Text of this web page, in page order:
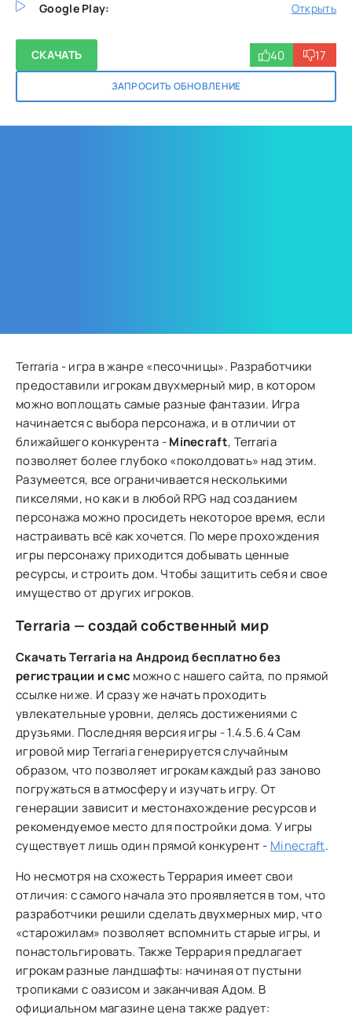
Google Play:
Открыть
СКАЧАТЬ
ЗАПРОСИТЬ ОБНОВЛЕНИЕ
40 17
Terraria - игра в жанре «песочницы». Разработчики
предоставили игрокам двухмерный мир, в котором
можно воплощать самые разные фантазии. Игра
начинается с выбора персонажа, и в отличии от
ближайшего конкурента -Minecraft, Terraria
позволяет более глубоко «поколдовать» над этим.
Разумеется, все ограничивается несколькими
пикселями, но как и в любой RPG над созданием
персонажа можно просидеть некоторое время, если
настраивать всё как хочется. По мере прохождения
игры персонажу приходится добывать ценные
ресурсы, и строить дом. Чтобы защитить себя и свое
имущество от других игроков.
Terraria — создай собственный мир
Скачать Terraria на Андроид бесплатно без
регистрации и смс можно с нашего сайта, по прямой
ссылке ниже. И сразу же начать проходить
увлекательные уровни, делясь достижениями с
друзьями. Последняя версия игры - 1.4.5.6.4 Сам
игровой мир Terraria генерируется случайным
образом, что позволяет игрокам каждый раз заново
погружаться в атмосферу и изучать игру. От
генерации зависит и местонахождение ресурсов и
рекомендуемое место для постройки дома. У игры
существует лишь один прямой конкурент - Minecraft.
Но несмотря на схожесть Террария имеет свои
отличия: с самого начала это проявляется в том, что
разработчики решили сделать двухмерных мир, что
«старожилам» позволяет вспомнить старые игры, и
понастольгировать. Также Террария предлагает
игрокам разные ландшафты: начиная от пустыни
тропиками с оазисом и заканчивая Адом. В
официальном магазине цена также радует: